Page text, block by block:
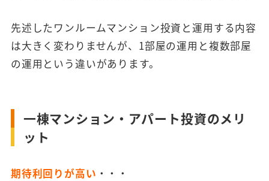
先述したワンルームマンション投資と運用する内容
は大きく変わりませんが、1部屋の運用と複数部屋
の運用という違いがあります。
一棟マンション・アパート投資のメリ
ット
期待利回りが高い ・・・